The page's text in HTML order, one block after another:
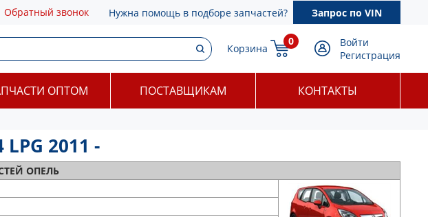
Обратный звонок Нужна помощь в подборе запчастей? Запрос по VIN
Корзина
0
Войти
Регистрация
ОПТОМ ПОСТАВЩИКАМ КОНТАКТЫ
2011 -
ОПЕЛЬ